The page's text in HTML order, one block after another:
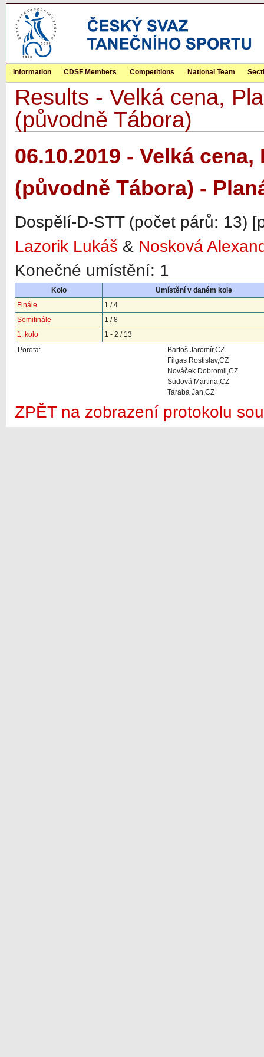
Information CDSF Members Competitions National Team
Results - Velká cena,
(původně Tábora)
06.10.2019 - Velká
(původně Tábora) -
Dospělí-D-STT (počet párů: 13)
Lazorik Lukáš & Nosková
Konečné umístění: 1
Kolo
Umístění v daném kole
Finále
1 / 4
Semifinále
1 / 8
1. kolo
1 - 2 / 13
Porota:
Bartoš Jaromír,CZ
Filgas Rostislav,CZ
Nováček Dobromil,CZ
Sudová Martina,CZ
Taraba Jan,CZ
ZPĚT na zobrazení protokolu